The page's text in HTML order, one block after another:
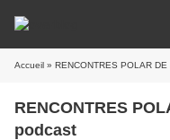
Accueil » RENCONTRES POLAR
RENCONTRES
podcast